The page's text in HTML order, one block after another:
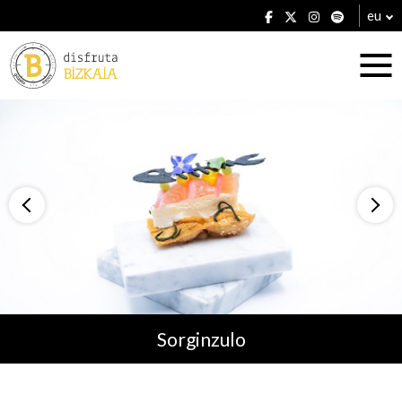
eu
Planak
Sorginzulo